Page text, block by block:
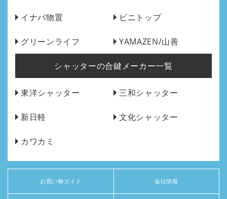
イナバ物置 ビニトップ
グリーンライフ YAMAZEN/山善
シャッターの合鍵メーカー一覧
東洋シャッター 三和シャッター
新日軽 文化シャッター
カワカミ
お買い物ガイド 会社情報